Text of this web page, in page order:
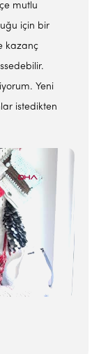
mutlu
için bir
kazanç
Yeni
istedikten